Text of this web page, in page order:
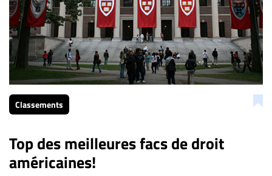
Classements
Top des meilleures facs de droit
américaines!